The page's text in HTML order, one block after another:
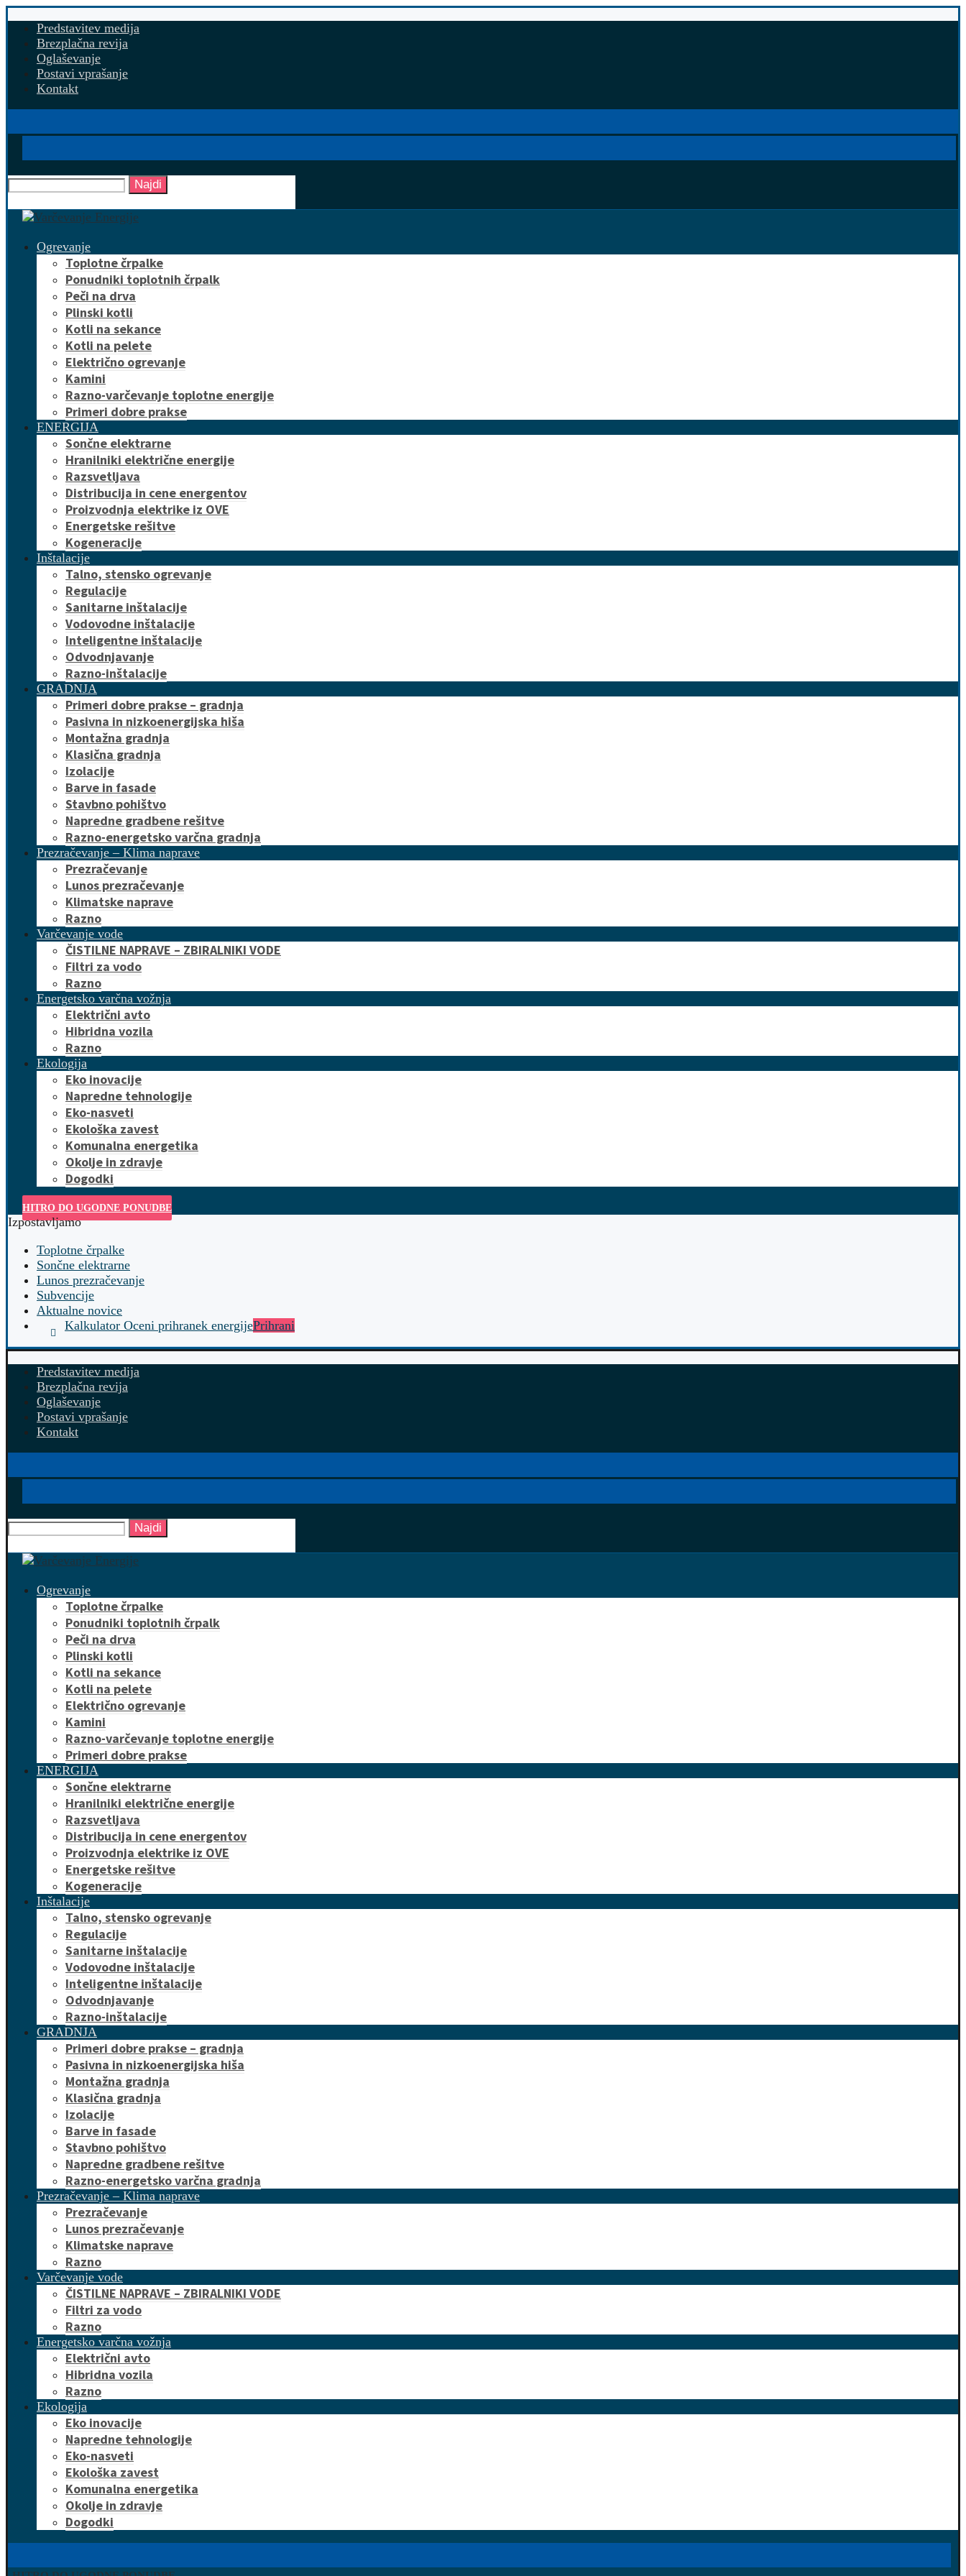
Predstavitev medija
Brezplačna revija
Oglaševanje
Postavi vprašanje
Kontakt
Najdi
Ogrevanje
Toplotne črpalke
Ponudniki toplotnih črpalk
Peči na drva
Plinski kotli
Kotli na sekance
Kotli na pelete
Električno ogrevanje
Kamini
Razno-varčevanje toplotne energije
Primeri dobre prakse
ENERGIJA
Sončne elektrarne
Hranilniki električne energije
Razsvetljava
Distribucija in cene energentov
Proizvodnja elektrike iz OVE
Energetske rešitve
Kogeneracije
Inštalacije
Talno, stensko ogrevanje
Regulacije
Sanitarne inštalacije
Vodovodne inštalacije
Inteligentne inštalacije
Odvodnjavanje
Razno-inštalacije
GRADNJA
Primeri dobre prakse – gradnja
Pasivna in nizkoenergijska hiša
Montažna gradnja
Klasična gradnja
Izolacije
Barve in fasade
Stavbno pohištvo
Napredne gradbene rešitve
Razno-energetsko varčna gradnja
Prezračevanje – Klima naprave
Prezračevanje
Lunos prezračevanje
Klimatske naprave
Razno
Varčevanje vode
ČISTILNE NAPRAVE – ZBIRALNIKI VODE
Filtri za vodo
Razno
Energetsko varčna vožnja
Električni avto
Hibridna vozila
Razno
Ekologija
Eko inovacije
Napredne tehnologije
Eko-nasveti
Ekološka zavest
Komunalna energetika
Okolje in zdravje
Dogodki
HITRO DO UGODNE PONUDBE
Izpostavljamo
Toplotne črpalke
Sončne elektrarne
Lunos prezračevanje
Subvencije
Aktualne novice
Kalkulator Oceni prihranek energijePrihrani
Predstavitev medija
Brezplačna revija
Oglaševanje
Postavi vprašanje
Kontakt
Najdi
Ogrevanje
Toplotne črpalke
Ponudniki toplotnih črpalk
Peči na drva
Plinski kotli
Kotli na sekance
Kotli na pelete
Električno ogrevanje
Kamini
Razno-varčevanje toplotne energije
Primeri dobre prakse
ENERGIJA
Sončne elektrarne
Hranilniki električne energije
Razsvetljava
Distribucija in cene energentov
Proizvodnja elektrike iz OVE
Energetske rešitve
Kogeneracije
Inštalacije
Talno, stensko ogrevanje
Regulacije
Sanitarne inštalacije
Vodovodne inštalacije
Inteligentne inštalacije
Odvodnjavanje
Razno-inštalacije
GRADNJA
Primeri dobre prakse – gradnja
Pasivna in nizkoenergijska hiša
Montažna gradnja
Klasična gradnja
Izolacije
Barve in fasade
Stavbno pohištvo
Napredne gradbene rešitve
Razno-energetsko varčna gradnja
Prezračevanje – Klima naprave
Prezračevanje
Lunos prezračevanje
Klimatske naprave
Razno
Varčevanje vode
ČISTILNE NAPRAVE – ZBIRALNIKI VODE
Filtri za vodo
Razno
Energetsko varčna vožnja
Električni avto
Hibridna vozila
Razno
Ekologija
Eko inovacije
Napredne tehnologije
Eko-nasveti
Ekološka zavest
Komunalna energetika
Okolje in zdravje
Dogodki